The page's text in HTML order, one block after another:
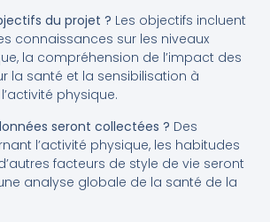
du projet ? Les objectifs incluent
connaissances sur les niveaux
la compréhension de l’impact des
la santé et la sensibilisation à
physique.
seront collectées ? Des
l’activité physique, les habitudes
facteurs de style de vie seront
analyse globale de la santé de la